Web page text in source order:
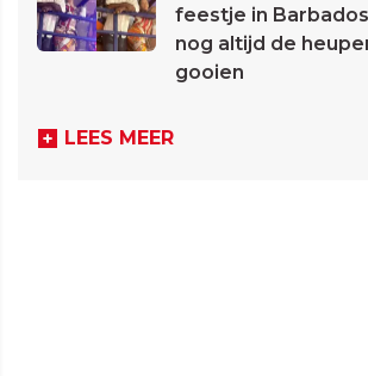
feestje in
nog altijd de
gooien
LEES MEER